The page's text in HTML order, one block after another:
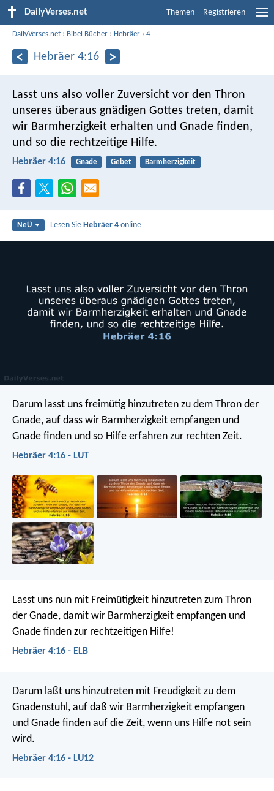
DailyVerses.net Themen Registrieren
DailyVerses.net › Bibel Bücher › Hebräer ›4
Hebräer 4:16
Lasst uns also voller Zuversicht vor den Thron
unseres überaus gnädigen Gottes treten, damit
wir Barmherzigkeit erhalten und Gnade finden,
und so die rechtzeitige Hilfe.
Hebräer 4:16 Gnade Gebet Barmherzigkeit
NeÜ Lesen SieHebräer 4 online
Darum lasst uns freimütig hinzutreten zu dem Thron der
Gnade, auf dass wir Barmherzigkeit empfangen und
Gnade finden und so Hilfe erfahren zur rechten Zeit.
Hebräer 4:16 - LUT
Lasst uns nun mit Freimütigkeit hinzutreten zum Thron
der Gnade, damit wir Barmherzigkeit empfangen und
Gnade finden zur rechtzeitigen Hilfe!
Hebräer 4:16 - ELB
Darum laßt uns hinzutreten mit Freudigkeit zu dem
Gnadenstuhl, auf daß wir Barmherzigkeit empfangen
und Gnade finden auf die Zeit, wenn uns Hilfe not sein
wird.
Hebräer 4:16 - LU12